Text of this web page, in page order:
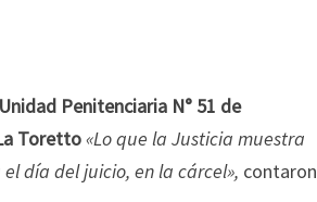
Unidad Penitenciaria N° 51 de
Toretto«Lo que la Justicia muestra
día del juicio, en la cárcel», contaron